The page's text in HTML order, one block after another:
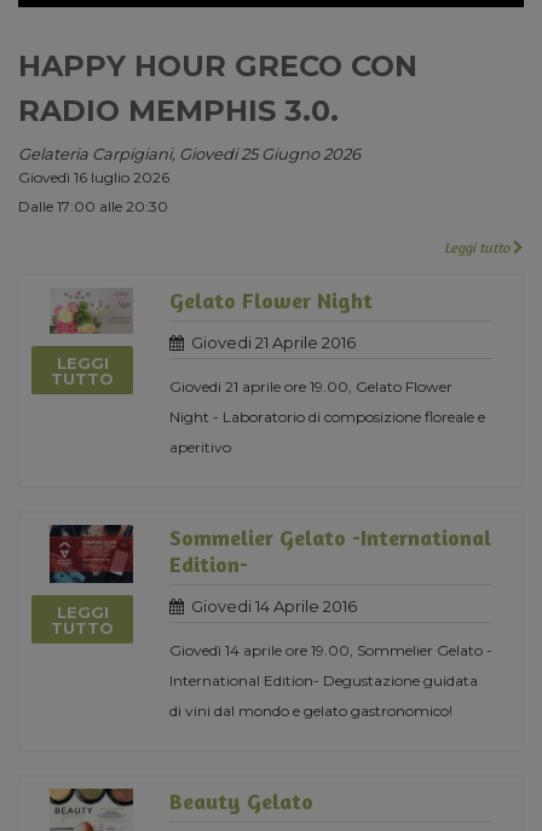
HAPPY HOUR GRECO CON
RADIO MEMPHIS 3.0.
Gelateria Carpigiani, Giovedi 25 Giugno 2026
Giovedì 16 luglio 2026
Dalle 17:00 alle 20:30
Leggi tutto
LEGGI
TUTTO
Gelato Flower Night
Giovedi 21 Aprile 2016
Giovedi 21 aprile ore 19.00, Gelato Flower
Night - Laboratorio di composizione floreale e
aperitivo
LEGGI
TUTTO
Sommelier Gelato -International
Edition-
Giovedi 14 Aprile 2016
Giovedì 14 aprile ore 19.00, Sommelier Gelato -
International Edition- Degustazione guidata
di vini dal mondo e gelato gastronomico!
Beauty Gelato